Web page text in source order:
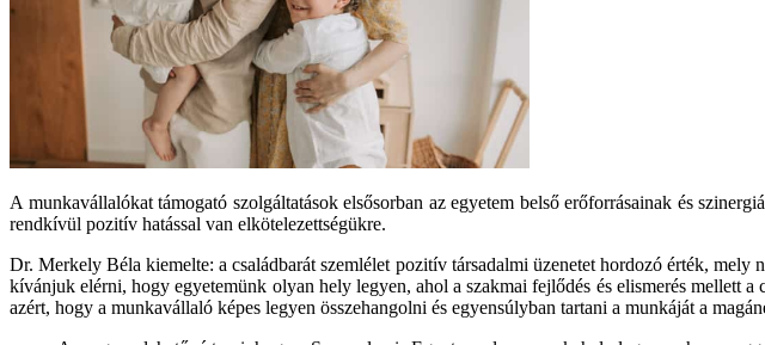
A munkavállalókat támogató szolgáltatások elsősorban az egyetem belső erőforrásainak és
rendkívül pozitív hatással van elkötelezettségükre.
Dr. Merkely Béla kiemelte: a családbarát szemlélet pozitív társadalmi üzenetet hordozó érték,
kívánjuk elérni, hogy egyetemünk olyan hely legyen, ahol a szakmai fejlődés és elismerés mellett
azért, hogy a munkavállaló képes legyen összehangolni és egyensúlyban tartani a munkáját a